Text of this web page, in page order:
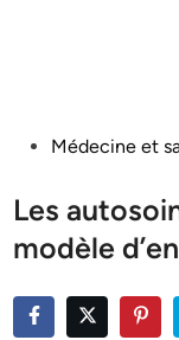
PostedMédecine et
Les
modèle